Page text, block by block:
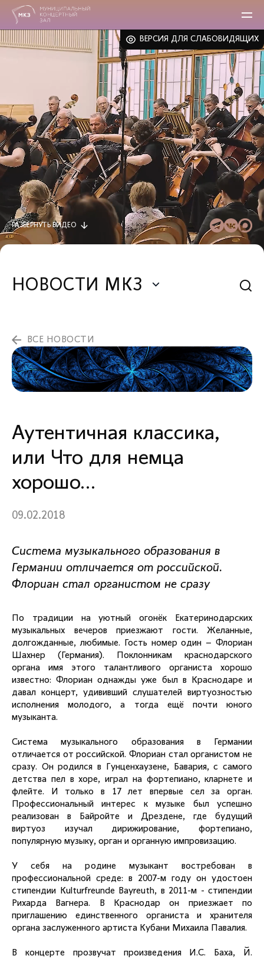
ВЕРСИЯ ДЛЯ СЛАБОВИДЯЩИХ
РАЗВЕРНУТЬВИДЕО
НОВОСТИ МКЗ
ВСЕ НОВОСТИ
Аутентичная классика,
или Что для немца
хорошо…
09.02.2018
Система музыкального образования в
Германии отличается от российской.
Флориан стал органистом не сразу
По традиции на уютный огонёк Екатеринодарских
музыкальных вечеров приезжают гости. Желанные,
долгожданные, любимые. Гость номер один – Флориан
Шахнер (Германия). Поклонникам краснодарского
органа имя этого талантливого органиста хорошо
известно: Флориан однажды уже был в Краснодаре и
давал концерт, удививший слушателей виртуозностью
исполнения молодого, а тогда ещё почти юного
музыканта.
Система музыкального образования в Германии
отличается от российской. Флориан стал органистом не
сразу. Он родился в Гунценхаузене, Бавария, с самого
детства пел в хоре, играл на фортепиано, кларнете и
флейте. И только в 17 лет впервые сел за орган.
Профессиональный интерес к музыке был успешно
реализован в Байройте и Дрездене, где будущий
виртуоз изучал дирижирование, фортепиано,
популярную музыку, орган и органную импровизацию.
У себя на родине музыкант востребован в
профессиональной среде: в 2007-м году он удостоен
стипендии Kulturfreunde Bayreuth, в 2011-м - стипендии
Рихарда Вагнера. В Краснодар он приезжает по
приглашению единственного органиста и хранителя
органа заслуженного артиста Кубани Михаила Павалия.
В концерте прозвучат произведения И.С. Баха, Й.